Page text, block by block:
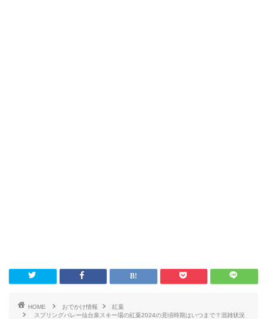
HOME おでかけ情報
紅葉
スプリングバレー仙台泉スキー場の紅葉2024の見頃時期はいつまで？混雑状況